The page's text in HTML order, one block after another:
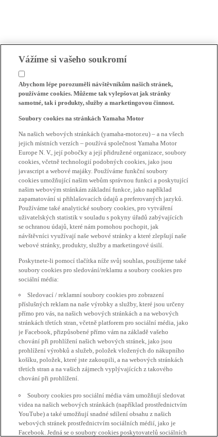
Vážíme si vašeho soukromí
Abychom lépe porozuměli návštěvníkům našich stránek,
používáme cookies. Můžeme tak vylepšovat jak stránky
samotné, tak i produkty, služby a marketingovou činnost.
Soubory cookies na stránkách Yamaha Motor
Na našich webových stránkách (yamaha-motor.eu) – a na všech
jejich místních verzích – používá společnost Yamaha Motor
Europe N. V., její pobočky a její přidružené organizace, soubory
cookies, včetně technologií podobných cookies, jako jsou
javascript a webové majáky. Používáme funkční soubory
cookies umožňující našim webům správnou funkci a poskytující
našim webovým stránkám základní funkce, jako například
zapamatování si přihlašovacích údajů a preferovaných jazyků.
Používáme také analytické soubory cookies, pro vytváření
uživatelských statistik v souladu s pokyny úřadů zabývajících
se ochranou údajů, které nám pomohou pochopit, jak
návštěvníci využívají naše webové stránky a které zlepšují naše
webové stránky, produkty, služby a marketingové úsilí.
Poskytnete-li pomocí tlačítka níže svůj souhlas, použijeme také
soubory cookies pro sledování/reklamu a soubory cookies pro
sociální média:
Sledovací / reklamní soubory cookies pro zobrazení
příslušných reklam na naše výrobky a služby, které jsou určeny
přímo pro vás, na našich webových stránkách a na webových
stránkách třetích stran, včetně platforem pro sociální média, jako
je Facebook, přizpůsobené přímo vám na základě vašeho
chování při prohlížení našich webových stránek, jako jsou
prohlížení výrobků a služeb, položek vložených do nákupního
košíku, položek, které jste zakoupili, a na webových stránkách
třetích stran a na vašich zájmech vyplývajících z takového
chování při prohlížení.
Soubory cookies pro sociální média vám umožňují sledovat
videa na našich webových stránkách (například prostřednictvím
YouTube) a také umožňují snadné sdílení obsahu z našich
webových stránek prostřednictvím sociálních médií, jako je
Facebook. Jedná se o soubory cookies poskytovatelů sociálních